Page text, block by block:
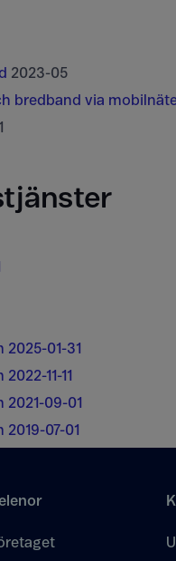
2023-05
bredband via
01-31
11-11
09-01
07-01